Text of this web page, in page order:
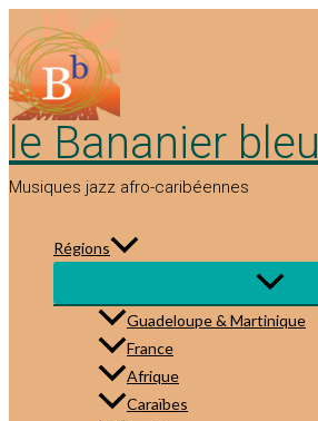
au
contenu
le Bananier bleu
Musiques jazz afro-caribéennes
Régions
Guadeloupe & Martinique
France
Afrique
Caraïbes